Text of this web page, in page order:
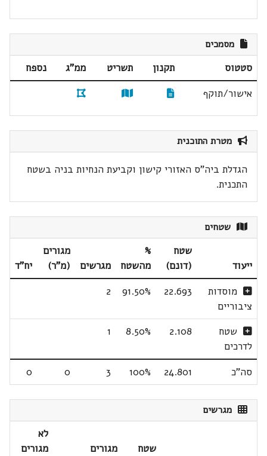
מסמכים
סטטוס תקנון תשריט ממ"ג
נספח
אישור/תוקף
מטרת התוכנית
הגדלת ביה"ס האזורי קישון וקביעת הנחיות בניה בשטח
התכנית.
שטחים
ייעוד
שטח
(דונם)
%
מהשטח
מגרשים
מגורים
(מ"ר)
יח"ד
מוסדות
ציבוריים
22.693
91.50%
2
שטח
לדרכים
2.108
8.50%
1
סה"כ 24.801
100%
3
0
0
מגרשים
שטח
מגורים
לא
מגורים